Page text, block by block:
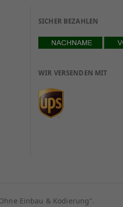
SICHER BEZAHLEN
WIR VERSENDEN MIT
Einbau & Kodierung".